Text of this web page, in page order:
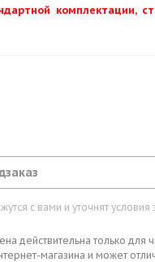
комплектации,
с вами и уточнят условия
действительна только для
магазина и может